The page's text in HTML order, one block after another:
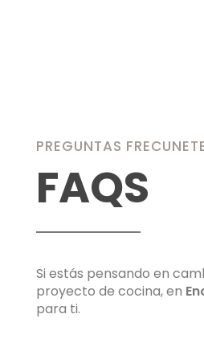
PREGUNTAS
FAQS
Si estás pensando en
proyecto de cocina, en
para ti.